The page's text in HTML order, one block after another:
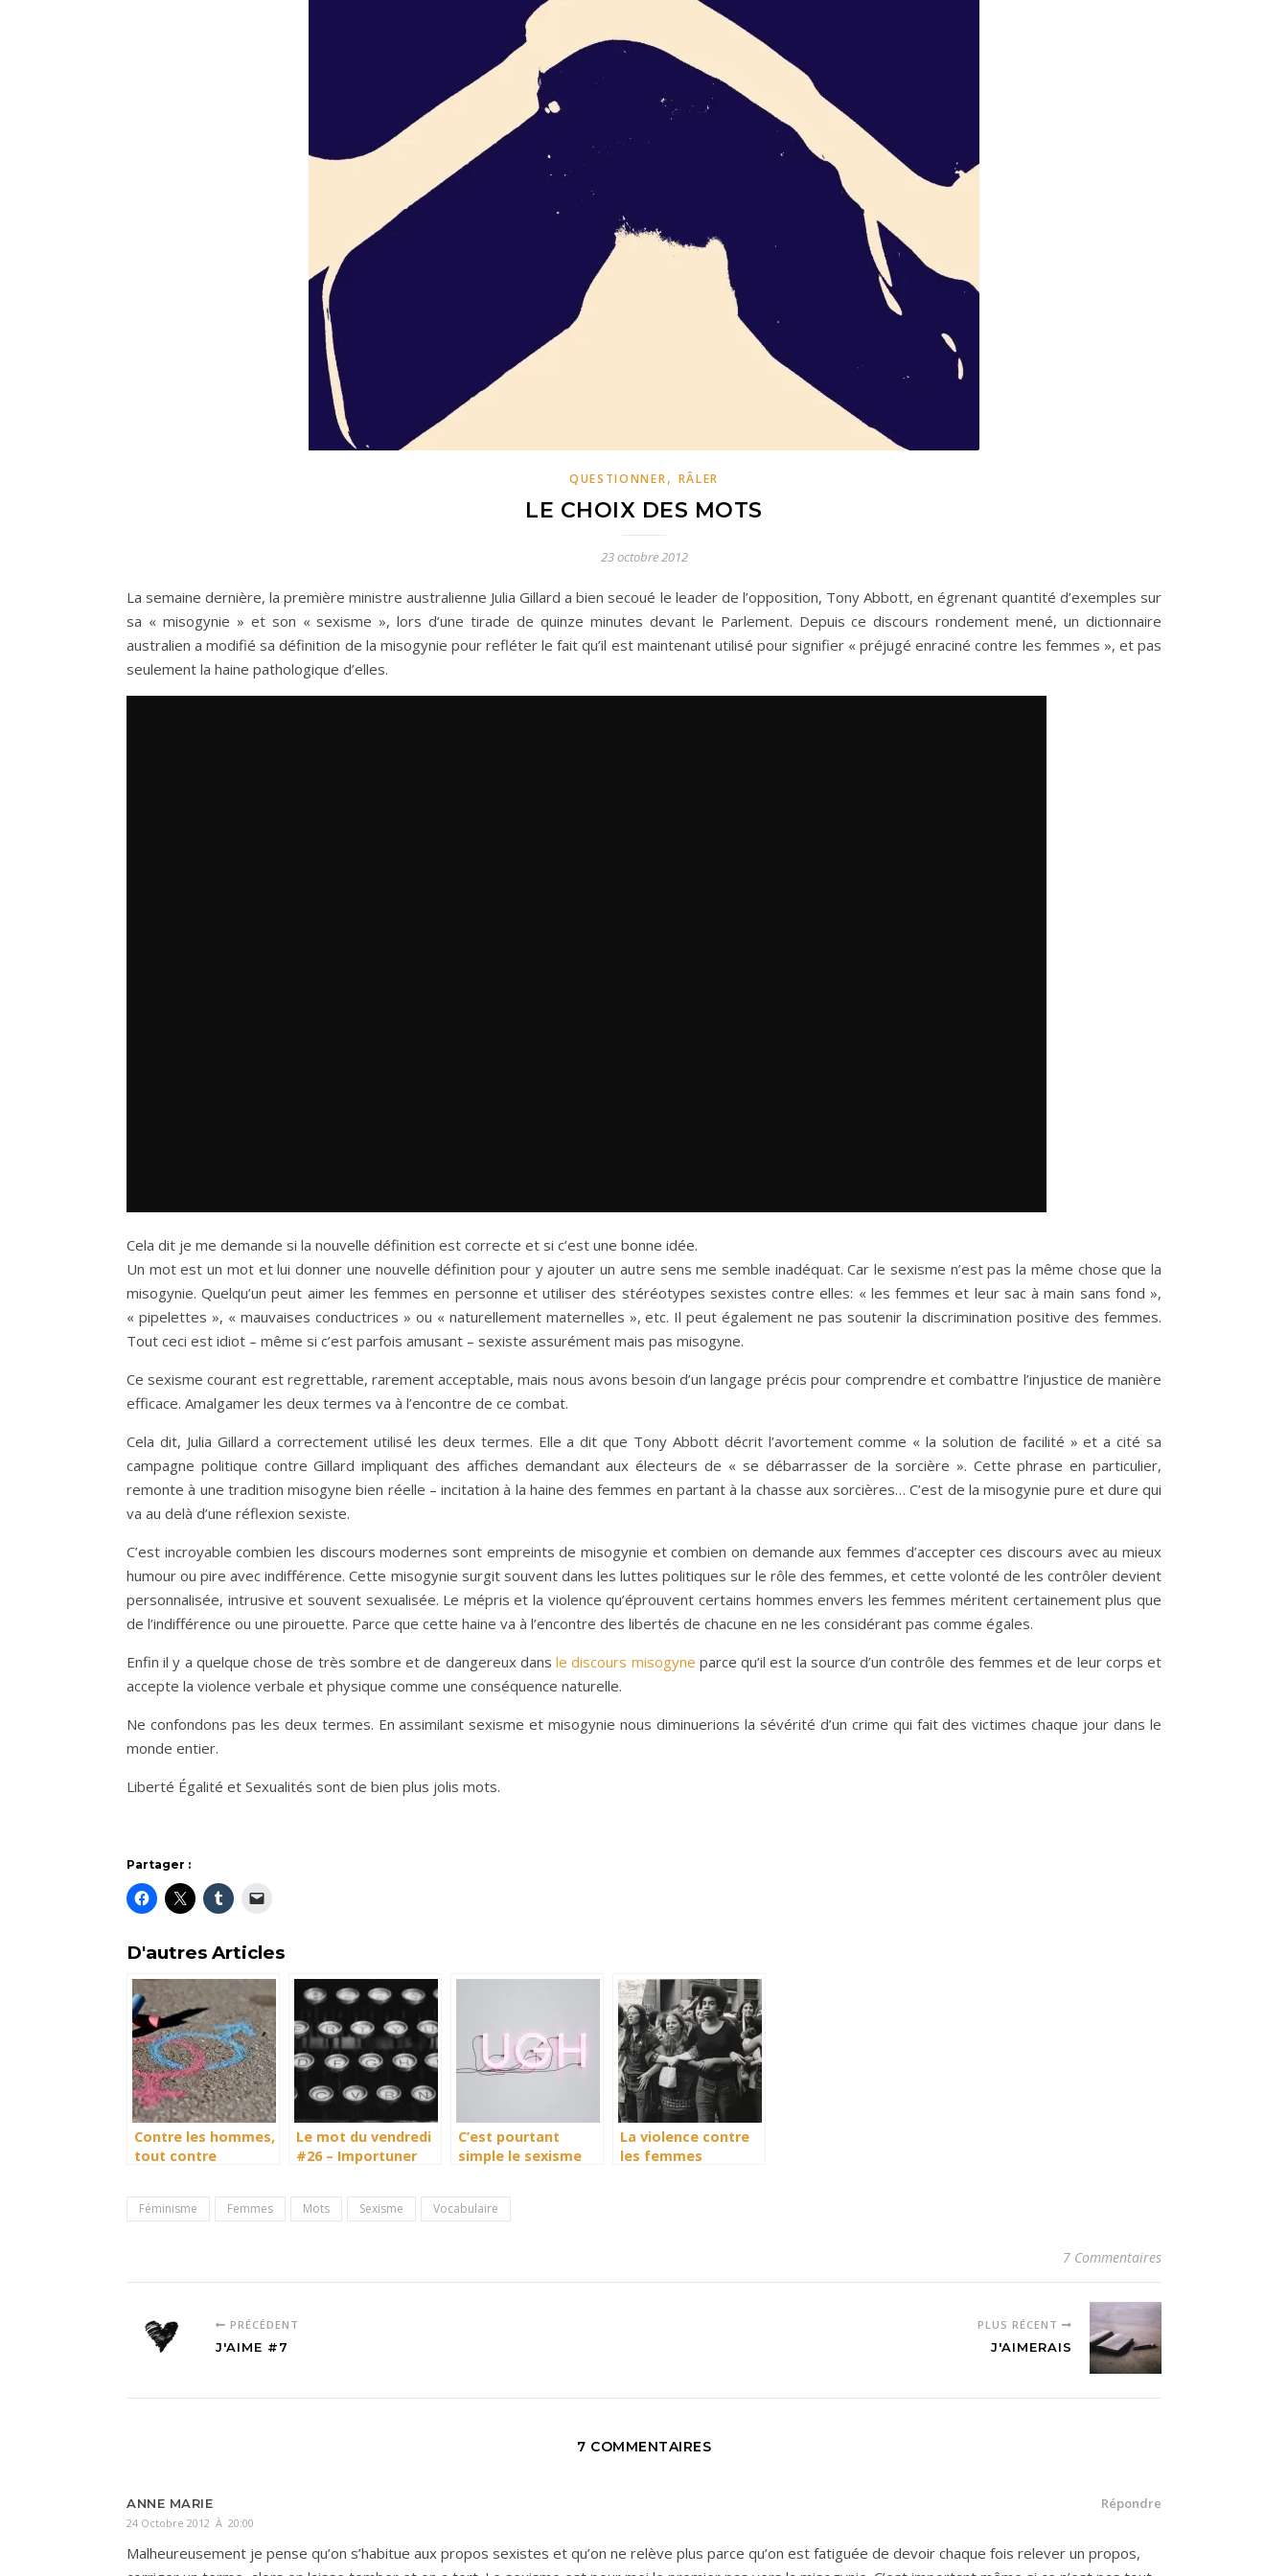
QUESTIONNER, RÂLER
LE CHOIX DES MOTS
23 octobre 2012
La semaine dernière, la première ministre australienne Julia Gillard a bien secoué le leader de l’opposition, Tony Abbott, en égrenant quantité d’exemples sur
sa « misogynie » et son « sexisme », lors d’une tirade de quinze minutes devant le Parlement. Depuis ce discours rondement mené, un dictionnaire
australien a modifié sa définition de la misogynie pour refléter le fait qu’il est maintenant utilisé pour signifier « préjugé enraciné contre les femmes », et pas
seulement la haine pathologique d’elles.
Cela dit je me demande si la nouvelle définition est correcte et si c’est une bonne idée.
Un mot est un mot et lui donner une nouvelle définition pour y ajouter un autre sens me semble inadéquat. Car le sexisme n’est pas la même chose que la
misogynie. Quelqu’un peut aimer les femmes en personne et utiliser des stéréotypes sexistes contre elles: « les femmes et leur sac à main sans fond »,
« pipelettes », « mauvaises conductrices » ou « naturellement maternelles », etc. Il peut également ne pas soutenir la discrimination positive des femmes.
Tout ceci est idiot – même si c’est parfois amusant – sexiste assurément mais pas misogyne.
Ce sexisme courant est regrettable, rarement acceptable, mais nous avons besoin d’un langage précis pour comprendre et combattre l’injustice de manière
efficace. Amalgamer les deux termes va à l’encontre de ce combat.
Cela dit, Julia Gillard a correctement utilisé les deux termes. Elle a dit que Tony Abbott décrit l’avortement comme « la solution de facilité » et a cité sa
campagne politique contre Gillard impliquant des affiches demandant aux électeurs de « se débarrasser de la sorcière ». Cette phrase en particulier,
remonte à une tradition misogyne bien réelle – incitation à la haine des femmes en partant à la chasse aux sorcières… C’est de la misogynie pure et dure qui
va au delà d’une réflexion sexiste.
C’est incroyable combien les discours modernes sont empreints de misogynie et combien on demande aux femmes d’accepter ces discours avec au mieux
humour ou pire avec indifférence. Cette misogynie surgit souvent dans les luttes politiques sur le rôle des femmes, et cette volonté de les contrôler devient
personnalisée, intrusive et souvent sexualisée. Le mépris et la violence qu’éprouvent certains hommes envers les femmes méritent certainement plus que
de l’indifférence ou une pirouette. Parce que cette haine va à l’encontre des libertés de chacune en ne les considérant pas comme égales.
Enfin il y a quelque chose de très sombre et de dangereux dansle discours misogyne parce qu’il est la source d’un contrôle des femmes et de leur corps et
accepte la violence verbale et physique comme une conséquence naturelle.
Ne confondons pas les deux termes. En assimilant sexisme et misogynie nous diminuerions la sévérité d’un crime qui fait des victimes chaque jour dans le
monde entier.
Liberté Égalité et Sexualités sont de bien plus jolis mots.
Partager :
D'autres Articles
Contre les hommes,
tout contre
Le mot du vendredi
#26 – Importuner
C’est pourtant
simple le sexisme
La violence contre
les femmes
Féminisme Femmes Mots Sexisme Vocabulaire
7 Commentaires
PRÉCÉDENT
J'AIME #7
PLUS RÉCENT
J'AIMERAIS
7 COMMENTAIRES
ANNE MARIE
24 Octobre 2012 À 20:00
Répondre
Malheureusement je pense qu’on s’habitue aux propos sexistes et qu’on ne relève plus parce qu’on est fatiguée de devoir chaque fois relever un propos,